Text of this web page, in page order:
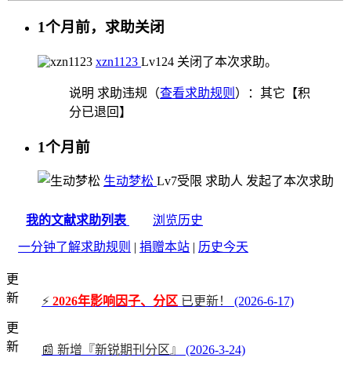
1个月前，求助关闭
xzn1123 Lv124 关闭了本次求助。
说明 求助违规（查看求助规则 ）：其它【积
分已退回】
1个月前
生动梦松 Lv7受限 求助人 发起了本次求助
我的文献求助列表
浏览历史
一分钟了解求助规则
捐赠本站 历史今天
更
新
⚡ 2026年影响因子、分区 已更新！
(2026-6-17)
更
新
📰 新增『新锐期刊分区』
(2026-3-24)